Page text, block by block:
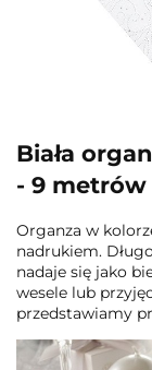
Biała
- 9 metrów
Organza w
nadrukiem.
nadaje się jako
wesele lub
przedstawiamy